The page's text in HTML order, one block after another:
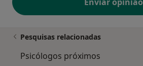
Enviar opinião
Pesquisas relacionadas
Psicólogos próximos